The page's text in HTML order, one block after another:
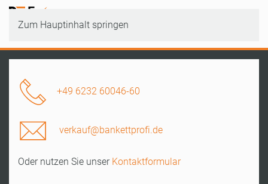
Zum Hauptinhalt springen
+49 6232 60046-60
verkauf@bankettprofi.de
Oder nutzen Sie unser Kontaktformular